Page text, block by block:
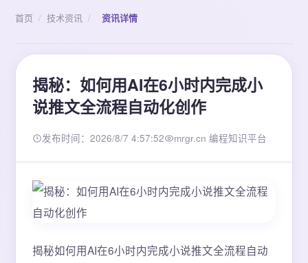
首页 / 技术资讯 / 资讯详情
揭秘：如何用AI在6小时内完成小
说推文全流程自动化创作
发布时间：2026/8/7 4:57:52 mrgr.cn 编程知识平台
揭秘如何用AI在6小时内完成小说推文全流程自动